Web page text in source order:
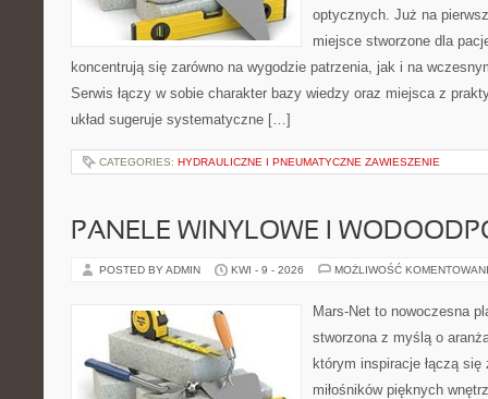
optycznych. Już na
miejsce stworzone dla
koncentrują się zarówno na wygodzie patrzenia, jak i na
Serwis łączy w sobie charakter bazy wiedzy oraz miejsca z
układ sugeruje systematyczne […]
CATEGORIES: HYDRAULICZNE I PNEUMATYCZNE ZAWIESZENIE
PANELE WINYLOWE I
POSTED BY ADMIN KWI - 9 - 2026 MOŻLIWOŚĆ
Mars-Net to nowoczesna
stworzona z myślą o
którym inspiracje łączą
miłośników pięknych